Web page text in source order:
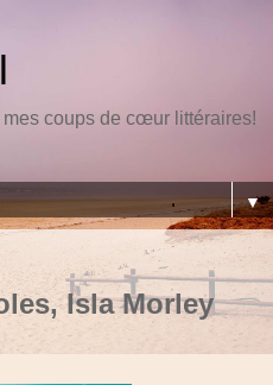
coups de cœur littéraires!
▼
Isla Morley